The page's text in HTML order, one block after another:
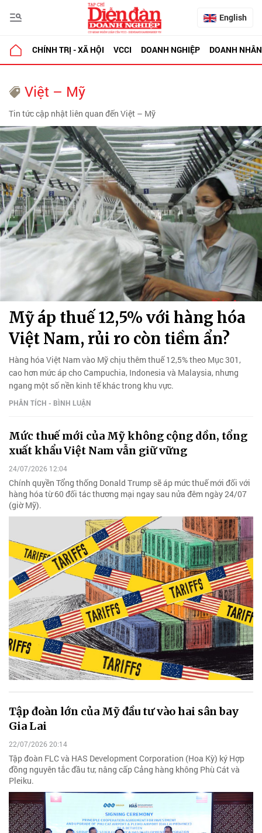
English
CHÍNH TRỊ - XÃ HỘI VCCI DOANH NGHIỆP DOANH NHÂN
Việt – Mỹ
Tin tức cập nhật liên quan đến Việt – Mỹ
Mỹ áp thuế 12,5% với hàng hóa
Việt Nam, rủi ro còn tiềm ẩn?
Hàng hóa Việt Nam vào Mỹ chịu thêm thuế 12,5% theo Mục 301,
cao hơn mức áp cho Campuchia, Indonesia và Malaysia, nhưng
ngang một số nền kinh tế khác trong khu vực.
PHÂN TÍCH - BÌNH LUẬN
Mức thuế mới của Mỹ không cộng dồn, tổng
xuất khẩu Việt Nam vẫn giữ vững
24/07/2026 12:04
Chính quyền Tổng thống Donald Trump sẽ áp mức thuế mới đối với
hàng hóa từ 60 đối tác thương mại ngay sau nửa đêm ngày 24/07
(giờ Mỹ).
Tập đoàn lớn của Mỹ đầu tư vào hai sân bay
Gia Lai
22/07/2026 20:14
Tập đoàn FLC và HAS Development Corporation (Hoa Kỳ) ký Hợp
đồng nguyên tắc đầu tư, nâng cấp Cảng hàng không Phù Cát và
Pleiku.